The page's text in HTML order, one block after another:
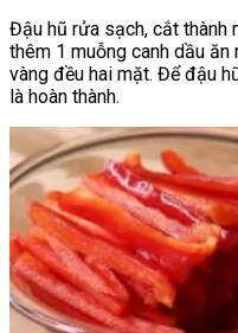
Đậu hũ rửa sạch, cắt thành
thêm 1 muỗng canh dầu
vàng đều hai mặt. Để đậu
là hoàn thành.